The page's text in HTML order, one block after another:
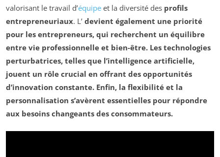
valorisant le travail d’équipe et la diversité des profils
entrepreneuriaux. L’ devient également une priorité
pour les entrepreneurs, qui recherchent un équilibre
entre vie professionnelle et bien-être. Les technologies
perturbatrices, telles que l’intelligence artificielle,
jouent un rôle crucial en offrant des opportunités
d’innovation constante. Enfin, la flexibilité et la
personnalisation s’avèrent essentielles pour répondre
aux besoins changeants des consommateurs.